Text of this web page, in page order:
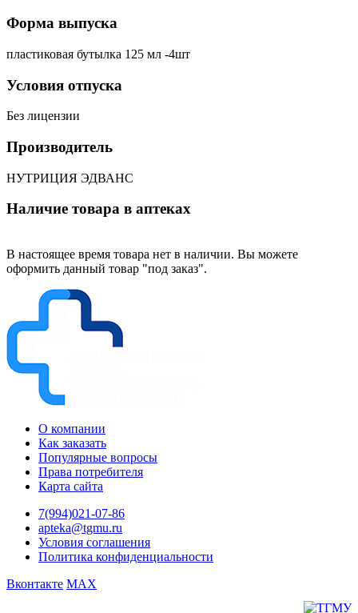
Форма выпуска
пластиковая бутылка 125 мл -4шт
Условия отпуска
Без лицензии
Производитель
НУТРИЦИЯ ЭДВАНС
Наличие товара в аптеках
В настоящее время товара нет в наличии. Вы можете
оформить данный товар "под заказ".
О компании
Как заказать
Популярные вопросы
Права потребителя
Карта сайта
7(994)021-07-86
apteka@tgmu.ru
Условия соглашения
Политика конфиденциальности
Вконтакте MAX